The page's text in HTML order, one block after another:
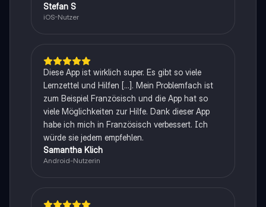
Stefan S
iOS-Nutzer
Diese App ist wirklich super. Es gibt so viele
Lernzettel und Hilfen [...]. Mein Problemfach ist
zum Beispiel Französisch und die App hat so
viele Möglichkeiten zur Hilfe. Dank dieser App
habe ich mich in Französisch verbessert. Ich
würde sie jedem empfehlen.
Samantha Klich
Android-Nutzerin